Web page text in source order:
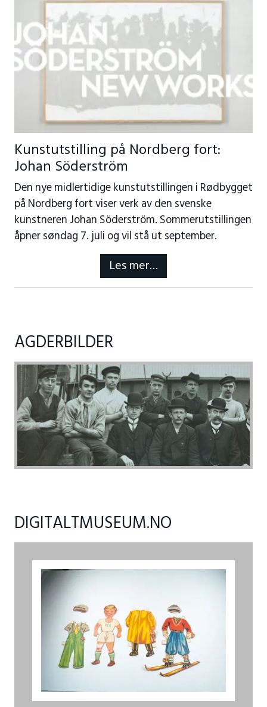
Kunstutstilling på Nordberg fort:
Johan Söderström
Den nye midlertidige kunstutstillingen i Rødbygget
på Nordberg fort viser verk av den svenske
kunstneren Johan Söderström. Sommerutstillingen
åpner søndag 7. juli og vil stå ut september.
Les mer…
AGDERBILDER
DIGITALTMUSEUM.NO